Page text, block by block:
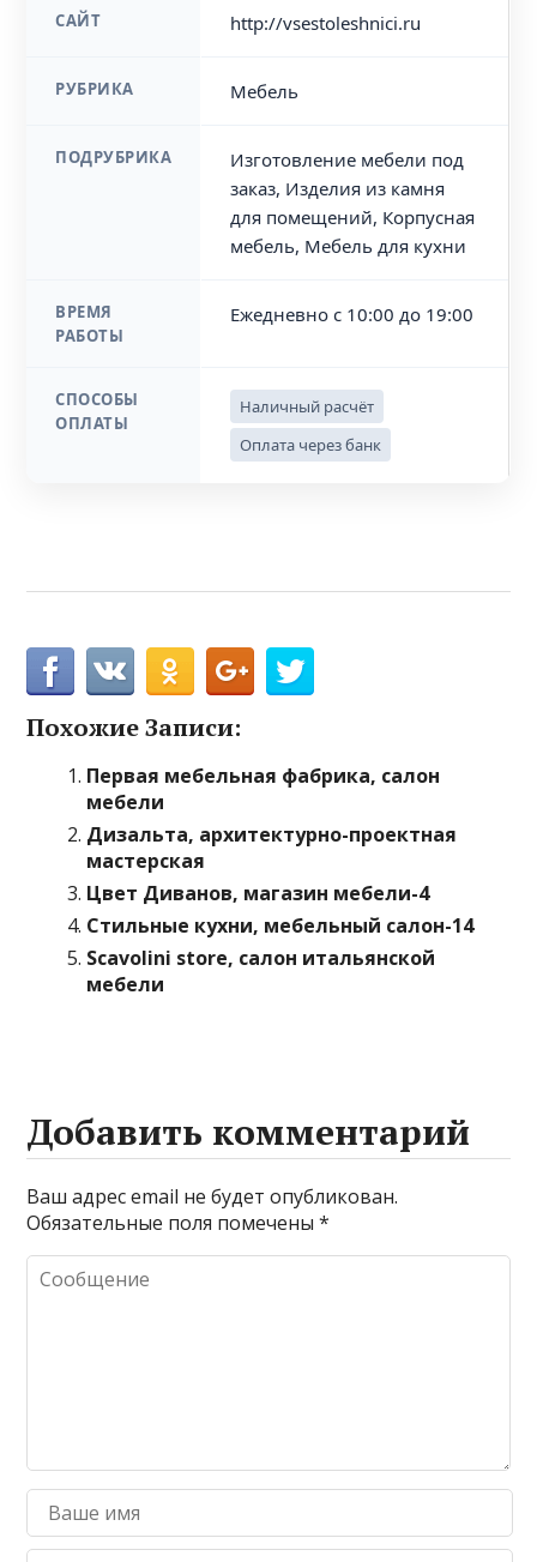
САЙТ http://vsestoleshnici.ru
РУБРИКА Мебель
ПОДРУБРИКА
Изготовление мебели под
заказ, Изделия из камня
для помещений, Корпусная
мебель, Мебель для кухни
ВРЕМЯ
РАБОТЫ
Ежедневно с 10:00 до 19:00
СПОСОБЫ
ОПЛАТЫ
Наличный расчёт
Оплата через банк
Похожие Записи:
Первая мебельная фабрика, салон
мебели
Дизальта, архитектурно-проектная
мастерская
Цвет Диванов, магазин мебели-4
Стильные кухни, мебельный салон-14
Scavolini store, салон итальянской
мебели
Добавить комментарий
Ваш адрес email не будет опубликован.
Обязательные поля помечены*